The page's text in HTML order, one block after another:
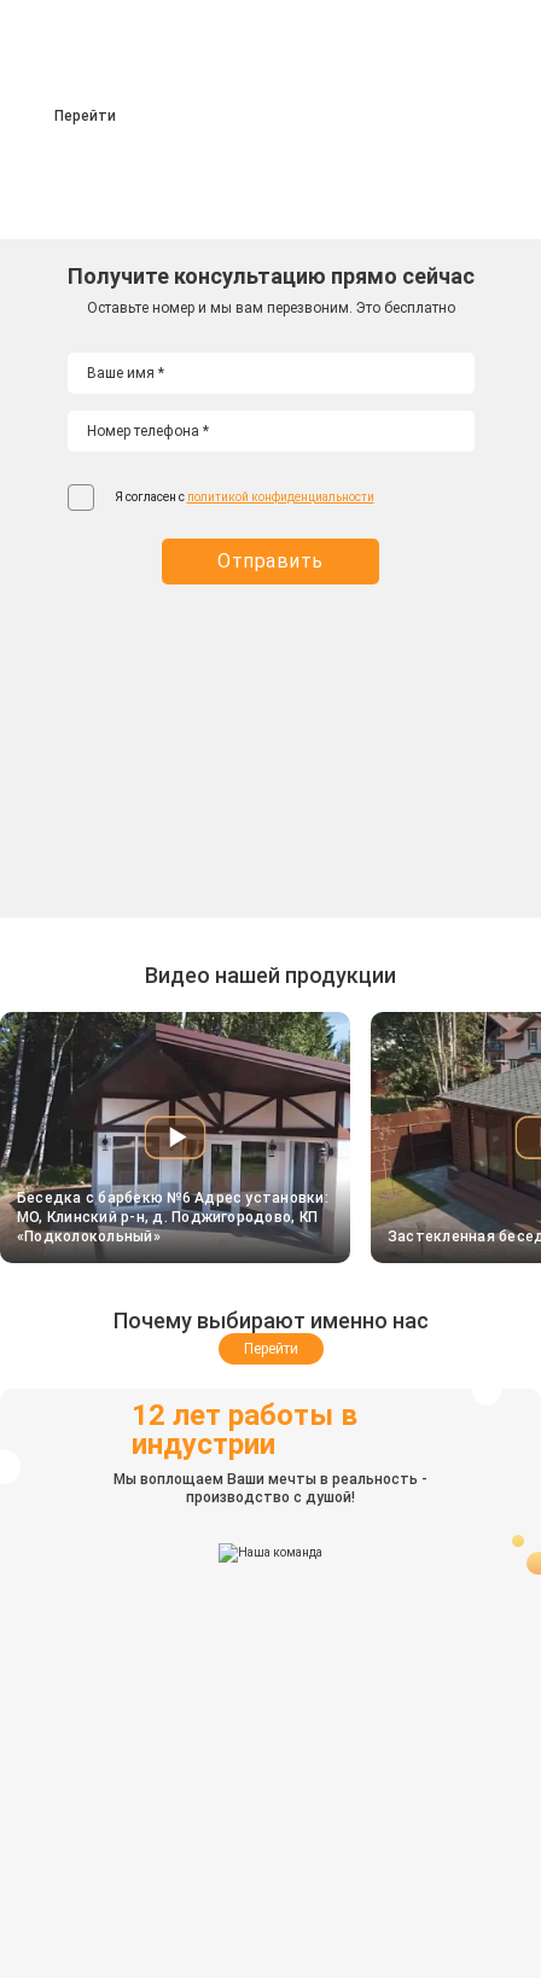
Перейти
Видео нашей продукции
Беседка с барбекю №6 Адрес установки:
МО, Клинский р-н, д. Поджигородово, КП
«Подколокольный»
Застекленная
Почему выбирают именно нас
Перейти
12 лет работы в
индустрии
Мы воплощаем Ваши мечты в реальность -
производство с душой!
Получите консультацию прямо сейчас
Оставьте номер и мы вам перезвоним. Это бесплатно
Я согласен с политикой конфиденциальности
Отправить